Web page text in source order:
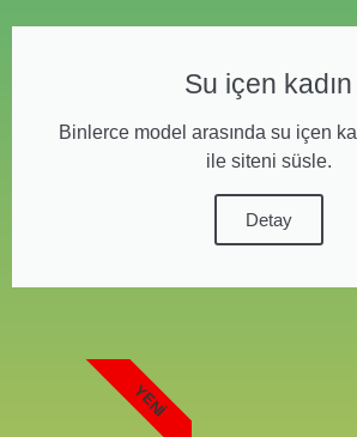
Su içen kadın
Binlerce model arasında su içen
ile siteni süsle.
Detay
YENI